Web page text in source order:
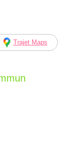
Trajet Maps